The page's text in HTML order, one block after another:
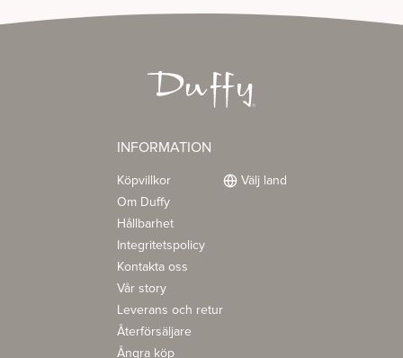
INFORMATION
Köpvillkor
Om Duffy
Hållbarhet
Integritetspolicy
Kontakta oss
Vår story
Leverans och retur
Återförsäljare
Ångra köp
Välj land